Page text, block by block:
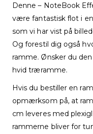
Denne – NoteBook
være fantastisk flot i
som vi har vist på
Og forestil dig også
ramme. Ønsker du
hvid træramme.
Hvis du bestiller en
opmærksom på, at
cm leveres med
rammerne bliver for